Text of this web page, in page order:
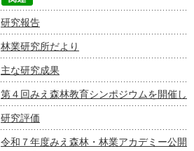
研究報告
林業研究所だより
主な研究成果
第４回みえ森林教育シンポジウムを開催し
研究評価
令和７年度みえ森林・林業アカデミー公開